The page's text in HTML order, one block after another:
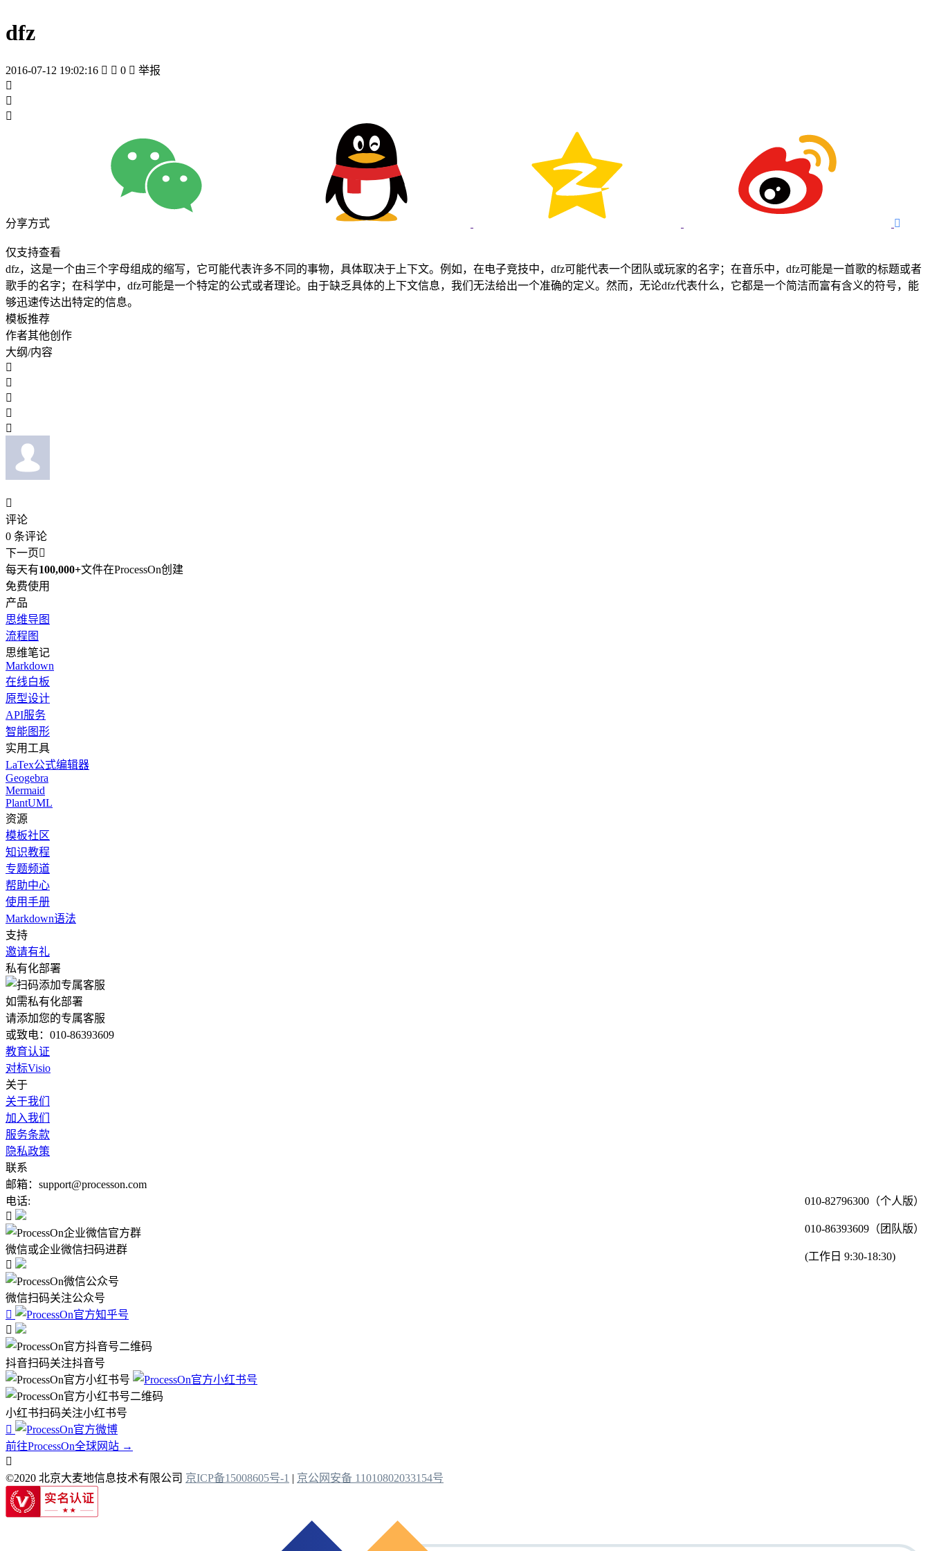
dfz
2016-07-12 19:02:16   0  举报



分享方式 
仅支持查看
dfz，这是一个由三个字母组成的缩写，它可能代表许多不同的事物，具体取决于上下文。例如，在电子竞技中，dfz可能代表一个团队或玩家的名字；在音乐中，dfz可能是一首歌的标题或者
歌手的名字；在科学中，dfz可能是一个特定的公式或者理论。由于缺乏具体的上下文信息，我们无法给出一个准确的定义。然而，无论dfz代表什么，它都是一个简洁而富有含义的符号，能
够迅速传达出特定的信息。
模板推荐
作者其他创作
大纲/内容






评论
0 条评论
下一页
每天有100,000+文件在ProcessOn创建
免费使用
产品
思维导图
流程图
思维笔记
Markdown
在线白板
原型设计
API服务
智能图形
实用工具
LaTex公式编辑器
Geogebra
Mermaid
PlantUML
资源
模板社区
知识教程
专题频道
帮助中心
使用手册
Markdown语法
支持
邀请有礼
私有化部署
如需私有化部署
请添加您的专属客服
或致电：010-86393609
教育认证
对标Visio
关于
关于我们
加入我们
服务条款
隐私政策
联系
邮箱：support@processon.com
电话:
010-82796300（个人版）
010-86393609（团队版）
(工作日 9:30-18:30)

微信或企业微信扫码进群

微信扫码关注公众号


抖音扫码关注抖音号
小红书扫码关注小红书号

前往ProcessOn全球网站 →

©2020 北京大麦地信息技术有限公司 京ICP备15008605号-1 | 京公网安备 11010802033154号